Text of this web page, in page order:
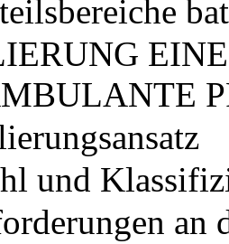
und
an